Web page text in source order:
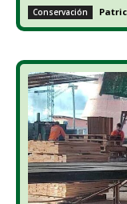
Conservación